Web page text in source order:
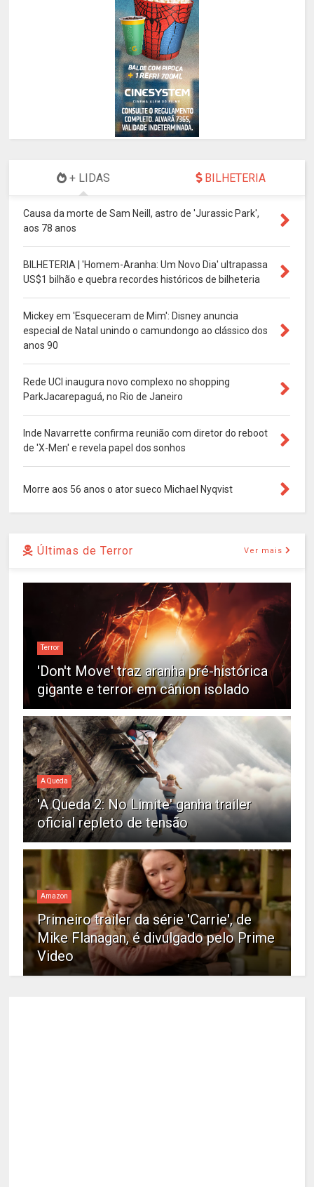
+ LIDAS BILHETERIA
Causa da morte de Sam Neill, astro de 'Jurassic Park',
aos 78 anos
BILHETERIA | 'Homem-Aranha: Um Novo Dia' ultrapassa
US$1 bilhão e quebra recordes históricos de bilheteria
Mickey em 'Esqueceram de Mim': Disney anuncia
especial de Natal unindo o camundongo ao clássico dos
anos 90
Rede UCI inaugura novo complexo no shopping
ParkJacarepaguá, no Rio de Janeiro
Inde Navarrette confirma reunião com diretor do reboot
de 'X-Men' e revela papel dos sonhos
Morre aos 56 anos o ator sueco Michael Nyqvist
Últimas de Terror Ver mais
Terror
'Don't Move' traz aranha pré-histórica
gigante e terror em cânion isolado
A Queda
'A Queda 2: No Limite' ganha trailer
oficial repleto de tensão
Amazon
Primeiro trailer da série 'Carrie', de
Mike Flanagan, é divulgado pelo Prime
Video